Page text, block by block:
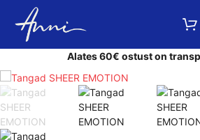
Alates 60€ ostust on